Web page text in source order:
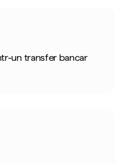
un transfer bancar